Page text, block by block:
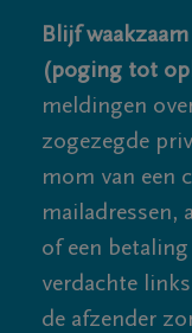
Blijf
(poging tot
meldingen
zogezegde
mom van een
mailadressen,
of een
verdachte
de afzender